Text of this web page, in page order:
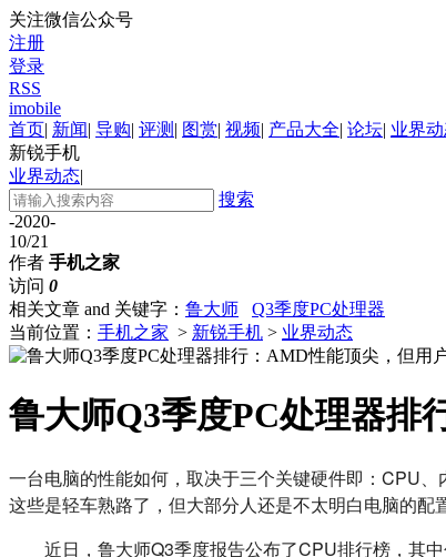
关注微信公众号
注册
登录
RSS
imobile
首页| 新闻| 导购| 评测 | 图赏| 视频| 产品大全| 论坛| 业界
新锐手机
业界动态|
搜索
-2020-
10/21
作者 手机之家
访问 0
相关文章 and 关键字： 鲁大师
Q3季度PC处理器
当前位置： 手机之家 > 新锐手机 > 业界动态
鲁大师Q3季度PC处理器排
一台电脑的性能如何，取决于三个关键硬件即：CPU
这些是轻车熟路了，但大部分人还是不太明白电脑的配